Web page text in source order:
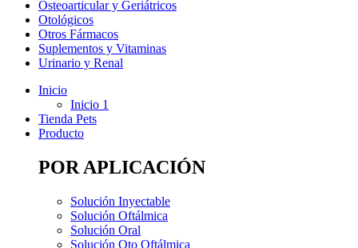
Osteoarticular y Geriátricos
Otológicos
Otros Fármacos
Suplementos y Vitaminas
Urinario y Renal
Inicio
Inicio 1
Tienda Pets
Producto
POR APLICACIÓN
Solución Inyectable
Solución Oftálmica
Solución Oral
Solución Oto Oftálmica